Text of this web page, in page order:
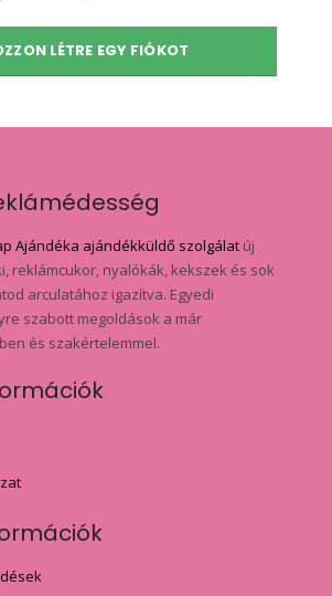
LÉTRE EGY FIÓKOT
Ajándéka ajándékküldő szolgálat új
reklámcukor, nyalókák, kekszek és sok
arculatához igazítva. Egyedi
szabott megoldások a már
és szakértelemmel.